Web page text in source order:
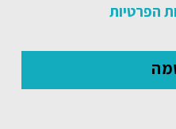
הפרטיות